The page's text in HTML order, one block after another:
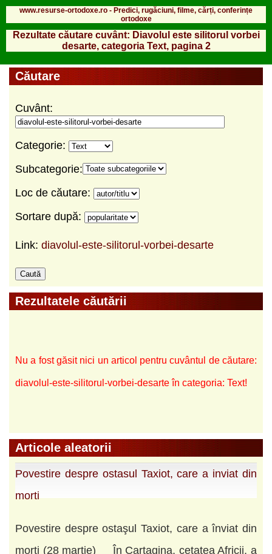
www.resurse-ortodoxe.ro - Predici, rugăciuni, filme, cărți, conferințe
ortodoxe
Rezultate căutare cuvânt: Diavolul este silitorul vorbei
desarte, categoria Text, pagina 2
Căutare
Cuvânt:
Categorie:
Subcategorie:
Loc de căutare:
Sortare după:
Link: diavolul-este-silitorul-vorbei-desarte
Rezultatele căutării
Nu a fost găsit nici un articol pentru cuvântul de căutare:
diavolul-este-silitorul-vorbei-desarte în categoria: Text!
Articole aleatorii
Povestire despre ostasul Taxiot, care a inviat din
morti
Povestire despre ostaşul Taxiot, care a înviat din
morţi (28 martie) În Cartagina, cetatea Africii, a